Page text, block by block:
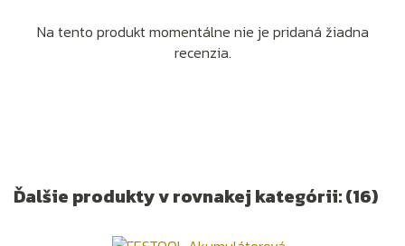
Na tento produkt momentálne nie je pridaná žiadna
recenzia.
Ďalšie produkty v rovnakej kategórii: (16)